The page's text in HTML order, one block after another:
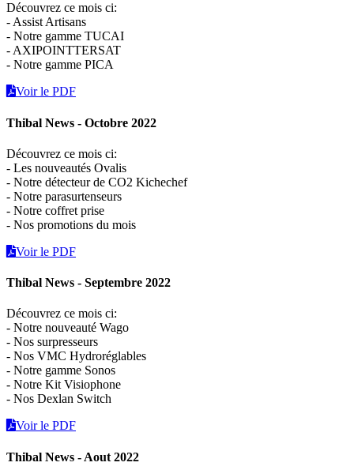
Découvrez ce mois ci:
- Assist Artisans
- Notre gamme TUCAI
- AXIPOINTTERSAT
- Notre gamme PICA
Voir le PDF
Thibal News - Octobre 2022
Découvrez ce mois ci:
- Les nouveautés Ovalis
- Notre détecteur de CO2 Kichechef
- Notre parasurtenseurs
- Notre coffret prise
- Nos promotions du mois
Voir le PDF
Thibal News - Septembre 2022
Découvrez ce mois ci:
- Notre nouveauté Wago
- Nos surpresseurs
- Nos VMC Hydroréglables
- Notre gamme Sonos
- Notre Kit Visiophone
- Nos Dexlan Switch
Voir le PDF
Thibal News - Aout 2022